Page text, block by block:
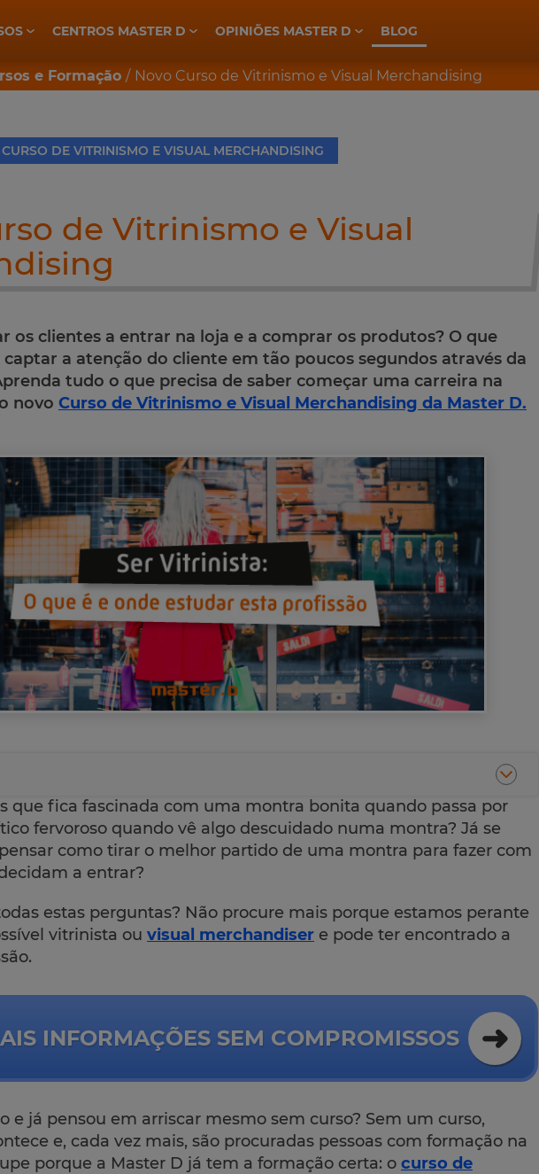
CENTROS MASTER D OPINIÕES MASTER D BLOG
e Formação Novo Curso de Vitrinismo e Visual Merchandising
DE VITRINISMO E VISUAL MERCHANDISING
de Vitrinismo e Visual
os clientes a entrar na loja e a comprar os produtos? O que
a atenção do cliente em tão poucos segundos através da
tudo o que precisa de saber começar uma carreira na
novo Curso de Vitrinismo e Visual Merchandising da Master D.
que fica fascinada com uma montra bonita quando passa por
fervoroso quando vê algo descuidado numa montra? Já se
como tirar o melhor partido de uma montra para fazer com
a entrar?
estas perguntas? Não procure mais porque estamos perante
vitrinista ou visual merchandiser e pode ter encontrado a
INFORMAÇÕES SEM COMPROMISSOS
e já pensou em arriscar mesmo sem curso? Sem um curso,
e, cada vez mais, são procuradas pessoas com formação na
porque a Master D já tem a formação certa: o curso de